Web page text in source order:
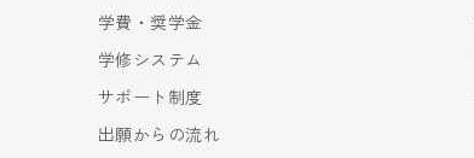
学費・奨学金
学修システム
サポート制度
出願からの流れ